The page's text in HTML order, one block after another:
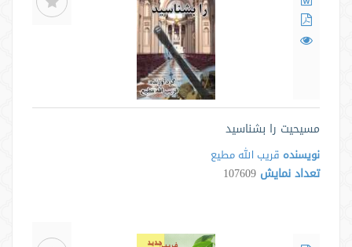
مسیحیت را بشناسید
نویسنده قریب الله مطیع
تعداد نمایش 107609